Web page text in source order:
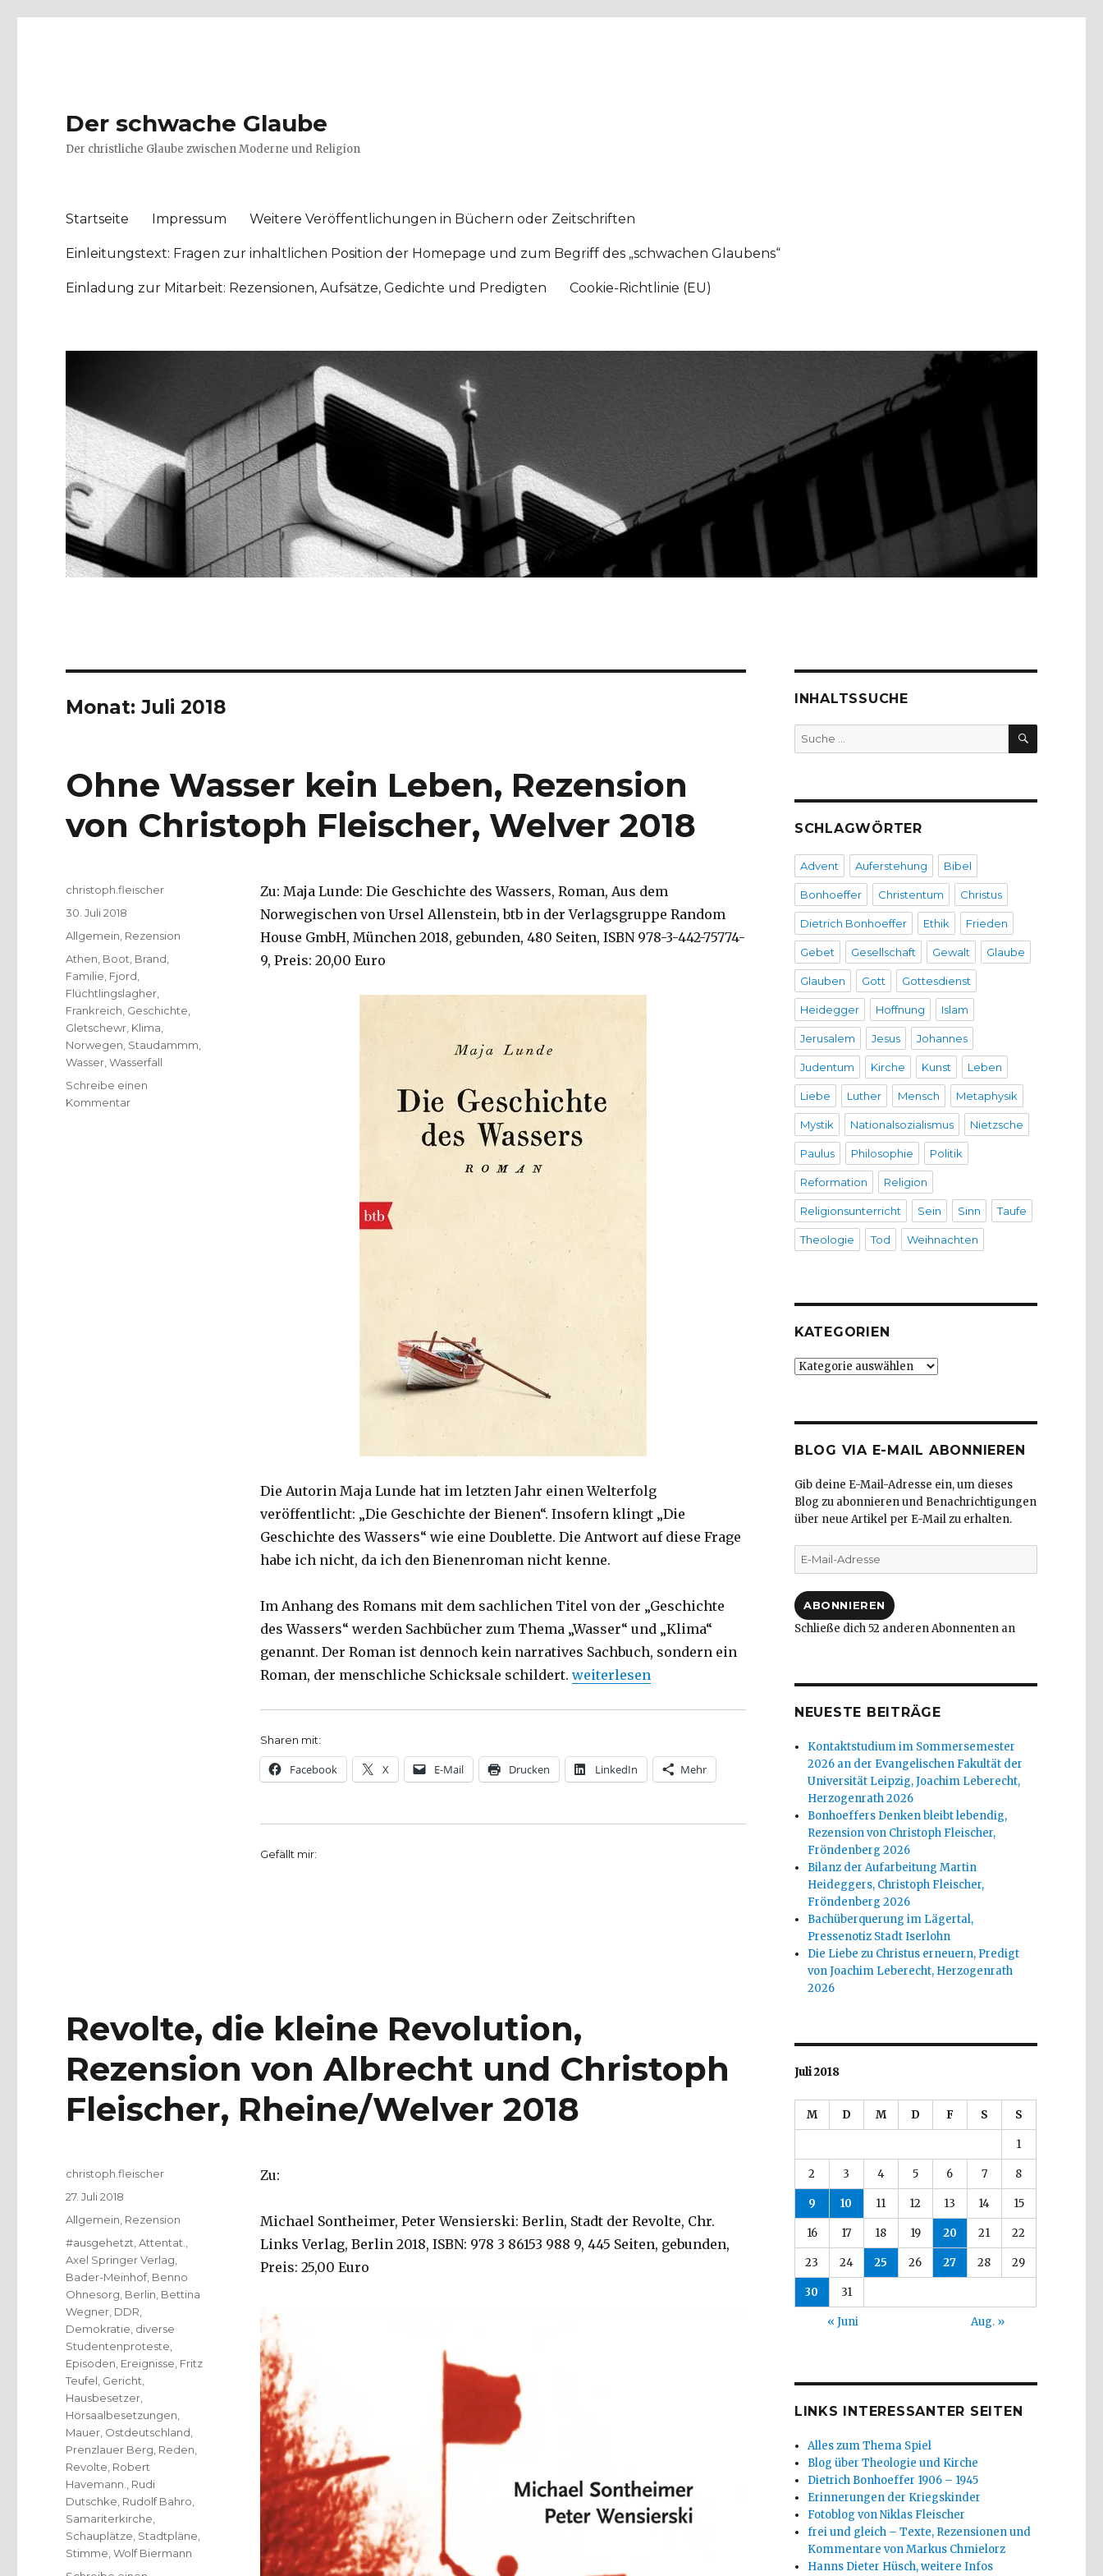
Der schwache Glaube
Der christliche Glaube zwischen Moderne und Religion
Startseite Impressum Weitere Veröffentlichungen in Büchern oder Zeitschriften
Einleitungstext: Fragen zur inhaltlichen Position der Homepage und zum Begriff des „schwachen Glaubens“
Einladung zur Mitarbeit: Rezensionen, Aufsätze, Gedichte und Predigten Cookie-Richtlinie (EU)
Monat:Juli 2018
Ohne Wasser kein Leben, Rezension
von Christoph Fleischer, Welver 2018
Zu: Maja Lunde: Die Geschichte des Wassers, Roman, Aus dem
Norwegischen von Ursel Allenstein, btb in der Verlagsgruppe Random
House GmbH, München 2018, gebunden, 480 Seiten, ISBN 978-3-442-75774-
9, Preis: 20,00 Euro
Die Autorin Maja Lunde hat im letzten Jahr einen Welterfolg
veröffentlicht: „Die Geschichte der Bienen“. Insofern klingt „Die
Geschichte des Wassers“ wie eine Doublette. Die Antwort auf diese Frage
habe ich nicht, da ich den Bienenroman nicht kenne.
Im Anhang des Romans mit dem sachlichen Titel von der „Geschichte
des Wassers“ werden Sachbücher zum Thema „Wasser“ und „Klima“
genannt. Der Roman ist dennoch kein narratives Sachbuch, sondern ein
Roman, der menschliche Schicksale schildert. „Ohne Wasser kein Leben, Rezension von Christoph Fleischer, Welver 2018“
weiterlesen
Sharen mit:
Facebook X E-Mail Drucken LinkedIn Mehr
Gefällt mir:
Autor
christoph.fleischer
Veröffentlicht
am
30. Juli 2018
Kategorien
Allgemein Rezension
Schlagwörter
Athen Boot Brand
Familie Fjord
Flüchtlingslagher
Frankreich Geschichte
Gletschewr Klima
Norwegen Staudammm
Wasser ,Wasserfall
Schreibe einen
Kommentarzu
Revolte, die kleine Revolution,
Rezension von Albrecht und Christoph
Fleischer, Rheine/Welver 2018
Zu:
Michael Sontheimer, Peter Wensierski: Berlin, Stadt der Revolte, Chr.
Links Verlag, Berlin 2018, ISBN: 978 3 86153 988 9, 445 Seiten, gebunden,
Preis: 25,00 Euro
Autor
christoph.fleischer
Veröffentlicht
am
27. Juli 2018
Kategorien
Allgemein Rezension
Schlagwörter
#ausgehetzt ,Attentat.
Axel Springer Verlag
Bader-Meinhof, Benno
Ohnesorg Berlin Bettina
Wegner DDR
Demokratie diverse
Studentenproteste
Episoden Ereignisse Fritz
Teufel Gericht
Hausbesetzer
Hörsaalbesetzungen
Mauer Ostdeutschland
Prenzlauer Berg Reden
Revolte Robert
Havemann.
Rudi
Dutschke Rudolf Bahro
Samariterkirche
Schauplätze Stadtpläne
Stimme ,Wolf Biermann
INHALTSSUCHE
Suche
nach:
SUCHEN
SCHLAGWÖRTER
Advent Auferstehung Bibel
Bonhoeffer Christentum Christus
Dietrich Bonhoeffer Ethik Frieden
Gebet Gesellschaft Gewalt Glaube
Glauben Gott Gottesdienst
Heidegger Hoffnung Islam
Jerusalem Jesus Johannes
Judentum Kirche Kunst Leben
Liebe Luther Mensch Metaphysik
Mystik Nationalsozialismus Nietzsche
Paulus Philosophie Politik
Reformation Religion
Religionsunterricht Sein Sinn Taufe
Theologie Tod Weihnachten
KATEGORIEN
Kategorien
BLOG VIA E-MAIL ABONNIEREN
Gib deine E-Mail-Adresse ein, um dieses
Blog zu abonnieren und Benachrichtigungen
über neue Artikel per E-Mail zu erhalten.
E-
Mail-
ABONNIEREN
Schließe dich 52 anderen Abonnenten an
NEUESTE BEITRÄGE
Kontaktstudium im Sommersemester
2026 an der Evangelischen Fakultät der
Universität Leipzig, Joachim Leberecht,
Herzogenrath 2026
Bonhoeffers Denken bleibt lebendig,
Rezension von Christoph Fleischer,
Fröndenberg 2026
Bilanz der Aufarbeitung Martin
Heideggers, Christoph Fleischer,
Fröndenberg 2026
Bachüberquerung im Lägertal,
Pressenotiz Stadt Iserlohn
Die Liebe zu Christus erneuern, Predigt
von Joachim Leberecht, Herzogenrath
2026
Juli 2018
M D M D F S S
1
2 3 4 5 6 7 8
9 10 11 12 13 14 15
16 17 18 19 20 21 22
23 24 25 26 27 28 29
30 31
« Juni Aug. »
LINKS INTERESSANTER SEITEN
Alles zum Thema Spiel
Blog über Theologie und Kirche
Dietrich Bonhoeffer 1906 – 1945
Erinnerungen der Kriegskinder
Fotoblog von Niklas Fleischer
frei und gleich – Texte, Rezensionen und
Kommentare von Markus Chmielorz
Hanns Dieter Hüsch, weitere Infos